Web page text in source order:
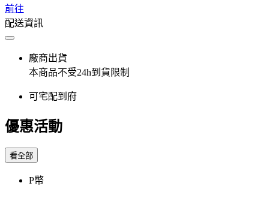
前往
配送資訊
廠商出貨
本商品不受24h到貨限制
可宅配到府
優惠活動
看全部
P幣